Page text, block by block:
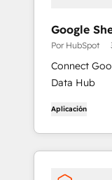
Google
Por HubSpot
Connect
Data Hub
Aplicación